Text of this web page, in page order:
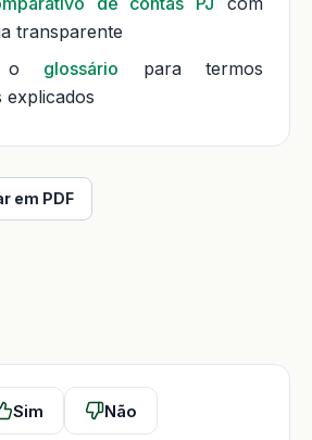
transparente
o glossário para termos
explicados
em PDF
Sim Não